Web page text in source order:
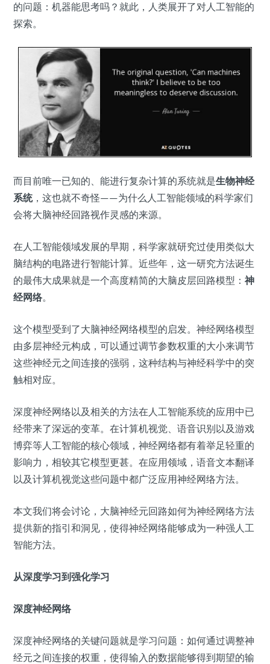
的问题：机器能思考吗？就此，人类展开了对人工智能的
探索。
而目前唯一已知的、能进行复杂计算的系统就是生物神经
系统，这也就不奇怪——为什么人工智能领域的科学家们
会将大脑神经回路视作灵感的来源。
在人工智能领域发展的早期，科学家就研究过使用类似大
脑结构的电路进行智能计算。近些年，这一研究方法诞生
的最伟大成果就是一个高度精简的大脑皮层回路模型： 神
经网络。
这个模型受到了大脑神经网络模型的启发。神经网络模型
由多层神经元构成，可以通过调节参数权重的大小来调节
这些神经元之间连接的强弱，这种结构与神经科学中的突
触相对应。
深度神经网络以及相关的方法在人工智能系统的应用中已
经带来了深远的变革。在计算机视觉、语音识别以及游戏
博弈等人工智能的核心领域，神经网络都有着举足轻重的
影响力，相较其它模型更甚。在应用领域，语音文本翻译
以及计算机视觉这些问题中都广泛应用神经网络方法。
本文我们将会讨论， 大脑神经元回路如何为神经网络方法
提供新的指引和洞见，使得神经网络能够成为一种强人工
智能方法。
从深度学习到强化学习
深度神经网络
深度神经网络的关键问题就是学习问题：如何通过调整神
经元之间连接的权重，使得输入的数据能够得到期望的输